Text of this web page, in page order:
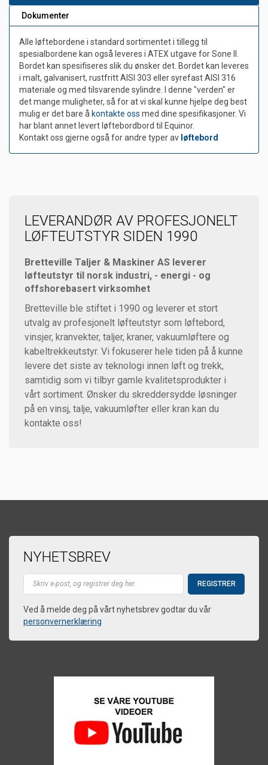
Dokumenter
Alle løftebordene i standard sortimentet i tillegg til
spesialbordene kan også leveres i ATEX utgave for Sone II.
Bordet kan spesifiseres slik du ønsker det. Bordet kan leveres
i malt, galvanisert, rustfritt AISI 303 eller syrefast AISI 316
materiale og med tilsvarende sylindre. I denne "verden" er
det mange muligheter, så for at vi skal kunne hjelpe deg best
mulig er det bare å kontakte oss med dine spesifikasjoner. Vi
har blant annet levert løftebordbord til Equinor.
Kontakt oss gjerne også for andre typer av løftebord
LEVERANDØR AV PROFESJONELT
LØFTEUTSTYR SIDEN 1990
Bretteville Taljer & Maskiner AS leverer
løfteutstyr til norsk industri, - energi - og
offshorebasert virksomhet
Bretteville ble stiftet i 1990 og leverer et stort
utvalg av profesjonelt løfteutstyr som løftebord,
vinsjer, kranvekter, taljer, kraner, vakuumløftere og
kabeltrekkeutstyr. Vi fokuserer hele tiden på å kunne
levere det siste av teknologi innen løft og trekk,
samtidig som vi tilbyr gamle kvalitetsprodukter i
vårt sortiment. Ønsker du skreddersydde løsninger
på en vinsj, talje, vakuumløfter eller kran kan du
kontakte oss!
NYHETSBREV
Ved å melde deg på vårt nyhetsbrev godtar du vår
personvernerklæring